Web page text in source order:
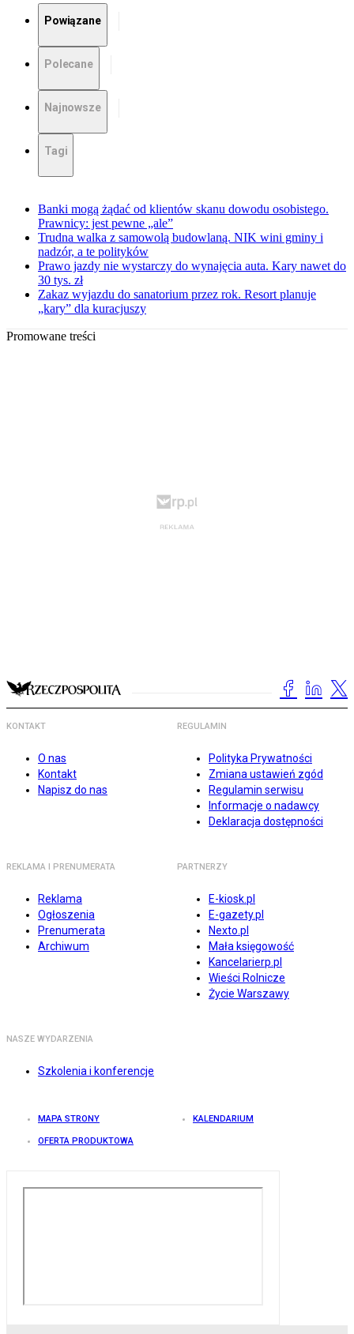
Powiązane
Polecane
Najnowsze
Tagi
Banki mogą żądać od klientów skanu dowodu osobistego.
Prawnicy: jest pewne „ale”
Trudna walka z samowolą budowlaną. NIK wini gminy i
nadzór, a te polityków
Prawo jazdy nie wystarczy do wynajęcia auta. Kary nawet do
30 tys. zł
Zakaz wyjazdu do sanatorium przez rok. Resort planuje
„kary” dla kuracjuszy
Promowane treści
KONTAKT
O nas
Kontakt
Napisz do nas
REGULAMIN
Polityka Prywatności
Zmiana ustawień zgód
Regulamin serwisu
Informacje o nadawcy
Deklaracja dostępności
REKLAMA I PRENUMERATA
Reklama
Ogłoszenia
Prenumerata
Archiwum
PARTNERZY
E-kiosk.pl
E-gazety.pl
Nexto.pl
Mała księgowość
Kancelarierp.pl
Wieści Rolnicze
Życie Warszawy
NASZE WYDARZENIA
Szkolenia i konferencje
MAPA STRONY KALENDARIUM
OFERTA PRODUKTOWA